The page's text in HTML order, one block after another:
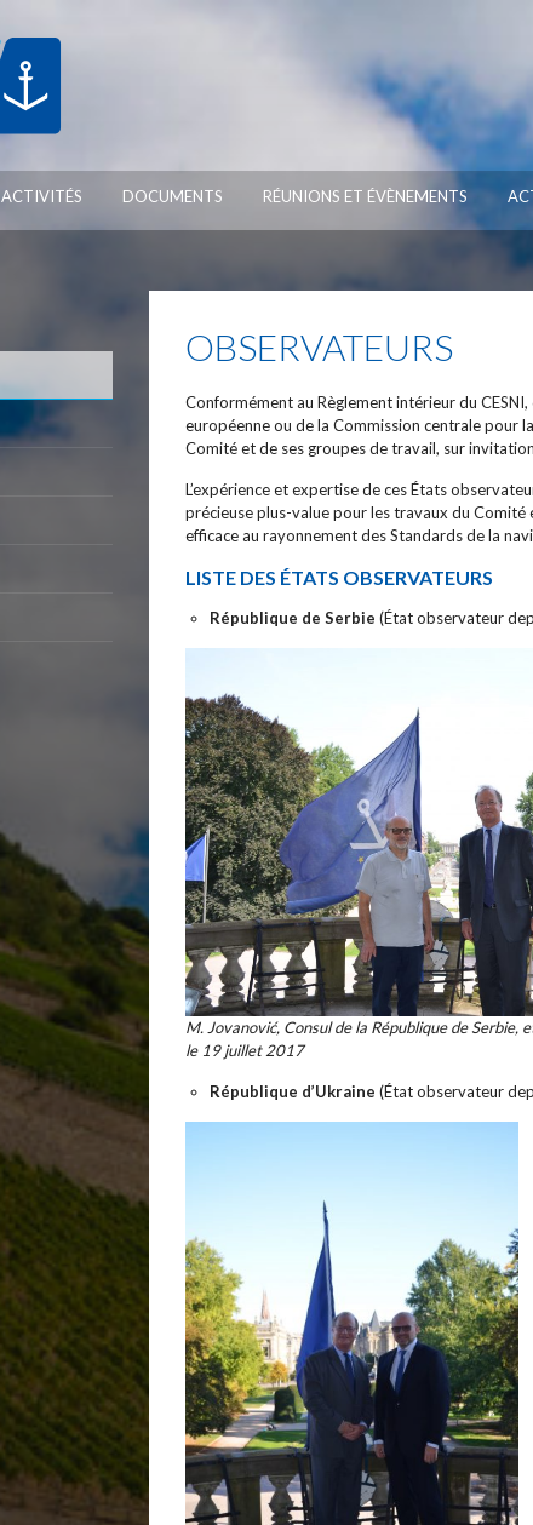
ACTIVITÉS DOCUMENTS RÉUNIONS ET ÉVÈNEMENTS
OBSERVATEURS
Conformément au Règlement intérieur du
européenne ou de la Commission centrale pour
Comité et de ses groupes de travail, sur
L’expérience et expertise de ces États
précieuse plus-value pour les travaux du
efficace au rayonnement des Standards de la
LISTE DES ÉTATS OBSERVATEURS
République de Serbie (État observateur
M. Jovanović, Consul de la République de Serbie,
le 19 juillet 2017
République d’Ukraine (État observateur